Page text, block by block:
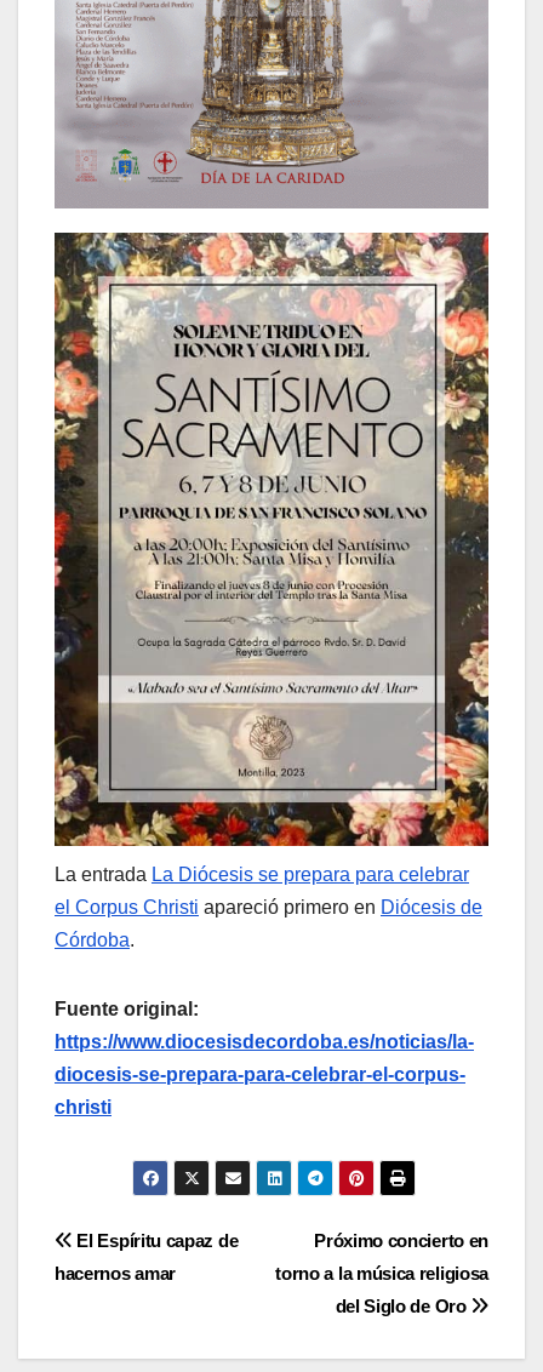
La entrada La Diócesis se prepara para celebrar
el Corpus Christi apareció primero en Diócesis de
Córdoba.
Fuente original:
https://www.diocesisdecordoba.es/noticias/la-
diocesis-se-prepara-para-celebrar-el-corpus-
christi
Navegación
entradas
Próximo concierto en
torno a la música religiosa
del Siglo de Oro
El Espíritu capaz de
hacernos amar